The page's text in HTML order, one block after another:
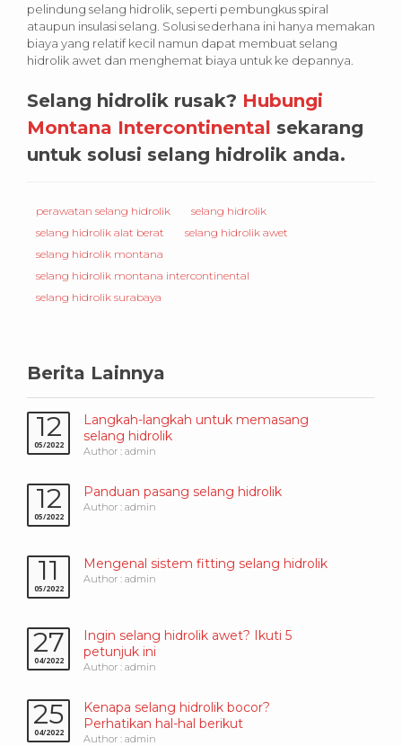
pelindung selang hidrolik, seperti pembungkus spiral
ataupun insulasi selang. Solusi sederhana ini hanya memakan
biaya yang relatif kecil namun dapat membuat selang
hidrolik awet dan menghemat biaya untuk ke depannya.
Selang hidrolik rusak? Hubungi
Montana Intercontinental sekarang
untuk solusi selang hidrolik anda.
perawatan selang hidrolik
selang hidrolik
selang hidrolik alat berat
selang hidrolik awet
selang hidrolik montana
selang hidrolik montana intercontinental
selang hidrolik surabaya
Berita Lainnya
12
05/2022
Langkah-langkah untuk memasang
selang hidrolik
Author : admin
12
05/2022
Panduan pasang selang hidrolik
Author : admin
11
05/2022
Mengenal sistem fitting selang hidrolik
Author : admin
27
04/2022
Ingin selang hidrolik awet? Ikuti 5
petunjuk ini
Author : admin
25
04/2022
Kenapa selang hidrolik bocor?
Perhatikan hal-hal berikut
Author : admin